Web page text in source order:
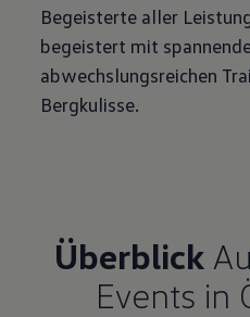
Begeisterte aller
begeistert mit
abwechslungsreichen
Bergkulisse.
Überblick
Events in